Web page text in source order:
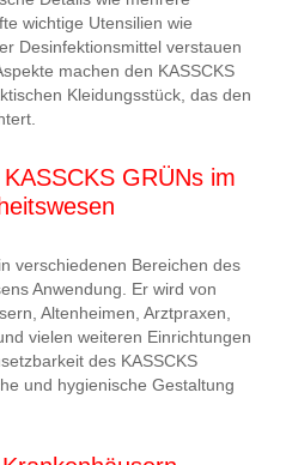
wichtige Utensilien wie
Desinfektionsmittel verstauen
machen den KASSCKS
Kleidungsstück, das den
GRÜNs im
verschiedenen Bereichen des
Anwendung. Er wird von
Altenheimen, Arztpraxen,
vielen weiteren Einrichtungen
des KASSCKS
und hygienische Gestaltung